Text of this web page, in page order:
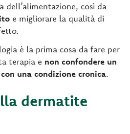
dell’alimentazione, così da
e migliorare la qualità di
è la prima cosa da fare per
terapia e non confondere un
una condizione cronica.
dermatite